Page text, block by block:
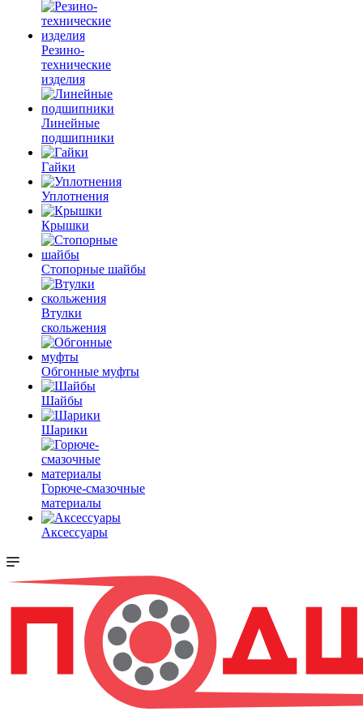
Резино-
технические
изделия
Линейные
подшипники
Гайки
Уплотнения
Крышки
Стопорные шайбы
Втулки
скольжения
Обгонные муфты
Шайбы
Шарики
Горюче-смазочные
материалы
Аксессуары